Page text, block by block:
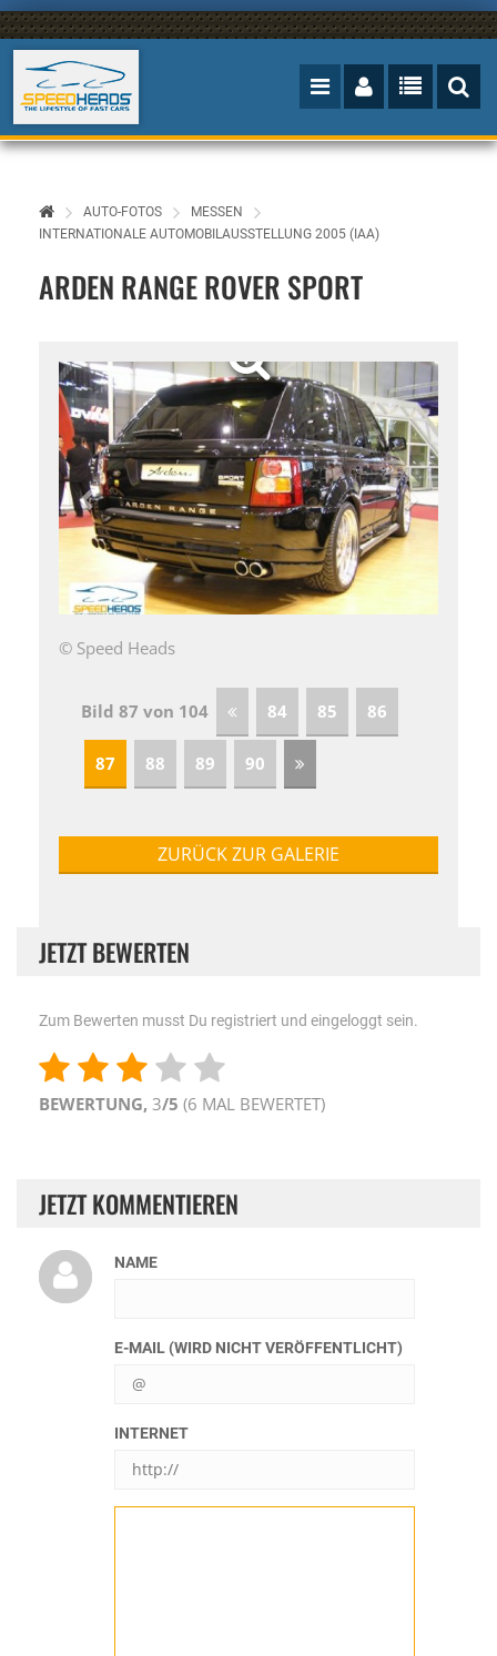
AUTO-FOTOS
MESSEN
INTERNATIONALE AUTOMOBILAUSSTELLUNG 2005 (IAA)
ARDEN RANGE ROVER SPORT
© Speed Heads
Bild 87 von 104 84 85 86
87 88 89 90
ZURÜCK ZUR GALERIE
JETZT BEWERTEN
Zum Bewerten musst Du registriert und eingeloggt sein.
BEWERTUNG, 3/5 (6 MAL BEWERTET)
JETZT KOMMENTIEREN
NAME
E-MAIL (WIRD NICHT VERÖFFENTLICHT)
INTERNET